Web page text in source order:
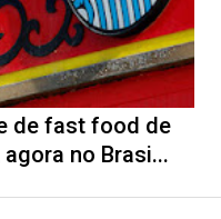
de fast food de
no Brasi...